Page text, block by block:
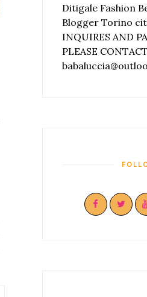
Ditigale Fashion
Blogger Torino
INQUIRES AND
PLEASE